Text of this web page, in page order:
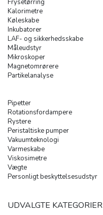
Frysetørring
Kalorimetre
Køleskabe
Inkubatorer
LAF- og sikkerhedsskabe
Måleudstyr
Mikroskoper
Magnetomrørere
Partikelanalyse
Pipetter
Rotationsfordampere
Rystere
Peristaltiske pumper
Vakuumteknologi
Varmeskabe
Viskosimetre
Vægte
Personligt beskyttelsesudstyr
UDVALGTE KATEGORIER